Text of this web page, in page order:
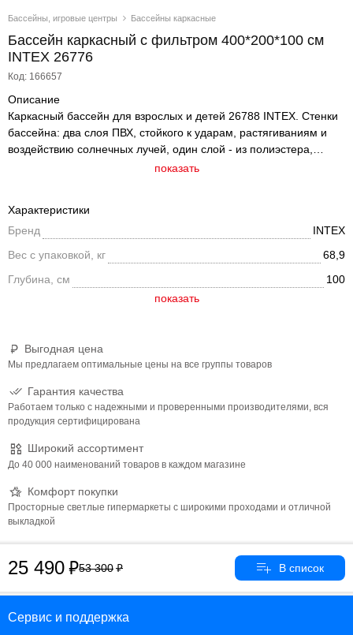
Бассейны, игровые центры Бассейны каркасные
Бассейн каркасный с фильтром 400*200*100 см
INTEX 26776
Код: 166657
Описание
Каркасный бассейн для взрослых и детей 26788 INTEX. Стенки
бассейна: два слоя ПВХ, стойкого к ударам, растягиваниям и
воздействию солнечных лучей, один слой - из полиэстера,
укрепляющего стенки бассейна. Прочность бассейна
бассейн выдерживает большие нагрузки. Поддержанию формы
способствует лента из полипропилена, опоясывающая весь
бассейн. Установка бассейна не требует подготовки грунта.
Процесс сборки менее часа. Сливной клапан присоединяется к
садовому шлангу. В комплект входят: Бассейн; Фильтр-насос
производительностью 2006 л/час (арт 26604) Картридж: тип А,
Диаметр отверстия для подключения шлангов: 32 мм. Вес: 68,9
кг. Рекомендован к использованию для дачи и дома.
показать
Выгодная цена
Мы предлагаем оптимальные цены на все группы товаров
Гарантия качества
Работаем только с надежными и проверенными производителями, вся
продукция сертифицирована
Широкий ассортимент
До 40 000 наименований товаров в каждом магазине
Комфорт покупки
Просторные светлые гипермаркеты с широкими проходами и отличной
выкладкой
Характеристики
Бренд
INTEX
Вес с упаковкой, кг
68,9
Глубина, см
100
25 490 53 300
Сервис и поддержка